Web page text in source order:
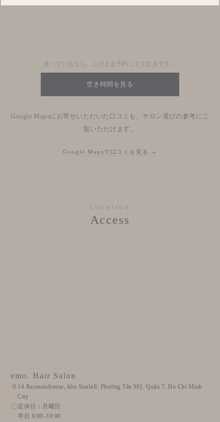
迷っているなら、このまま予約して大丈夫です。
空き時間を見る
Google Mapsにお寄せいただいた口コミも、サロン選びの参考にご
覧いただけます。
Google Mapsで口コミを見る →
LOCATION
Access
emo. Hair Salon
14 Raymondienne, khu Starhill, Phường Tân Mỹ, Quận 7, Ho Chi Minh
City
定休日：月曜日
平日 9:00–19:00